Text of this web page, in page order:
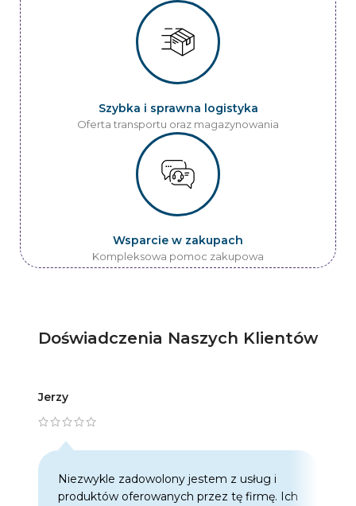
Szybka i sprawna logistyka
Oferta transportu oraz magazynowania
Wsparcie w zakupach
Kompleksowa pomoc zakupowa
Doświadczenia Naszych Klientów
Jerzy
Niezwykle zadowolony jestem z usług i
produktów oferowanych przez tę firmę. Ich